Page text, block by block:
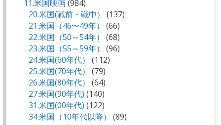
11.米国映画(984)
20.米国(戦前・戦中）
(137)
21.米国（46〜49年）
(66)
22.米国（50～54年）
(68)
23.米国（55～59年）
(96)
24.米国(60年代）
(112)
25.米国(70年代）
(79)
26.米国(80年代）
(64)
27.米国(90年代) (140)
31.米国(00年代) (122)
34.米国（10年代以降）
(89)